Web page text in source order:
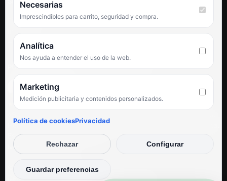
Facebook
TikTok
PUNTUACIÓN DE 4,6 SOBRE 5 EN GOOGLE
★★★★★
Hemos comprado en varias ocasiones y siempre dan respuesta.
Espectacular, servicio de 10.»
Iván Rodríguez Ramos
© Electrodirecto 2026
Desarrollo y mantenimiento por SitiosWebPRO
Necesarias
Imprescindibles para carrito, seguridad y compra.
Analítica
Nos ayuda a entender el uso de la web.
Marketing
Medición publicitaria y contenidos personalizados.
Política de cookiesPrivacidad
Rechazar Configurar
Guardar preferencias